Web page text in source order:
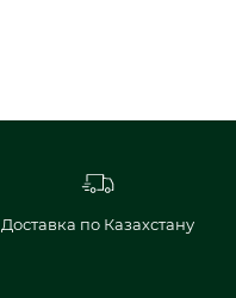
Доставка по Казахстану